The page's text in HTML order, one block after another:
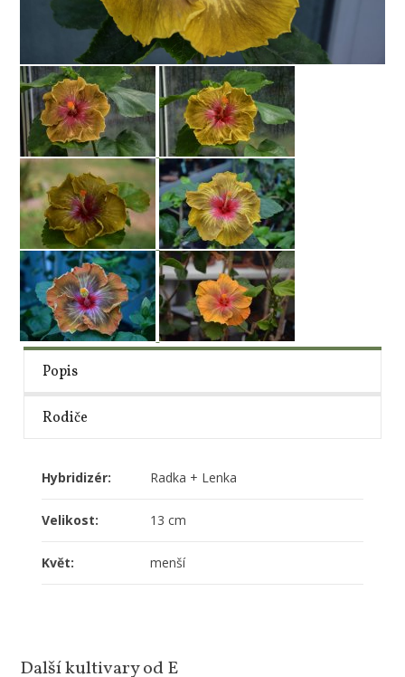
Popis
Rodiče
Hybridizér: Radka + Lenka
Velikost: 13 cm
Květ: menší
Další kultivary od E